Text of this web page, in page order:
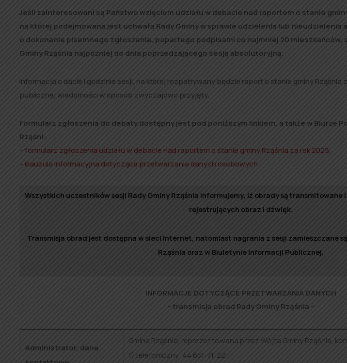
Jeśli zainteresowani są Państwo wzięciem udziału w debacie nad raportem o stanie
na której podejmowana jest uchwała Rady Gminy w sprawie udzielenia lub
o dokonanie pisemnego zgłoszenia, popartego podpisami co najmniej 20 mieszkańców,
Gminy Rząśnia najpóźniej do dnia poprzedzającego sesję absolutoryjną.
Informacja o dacie i godzinie sesji, na której rozpatrywany będzie raport o stanie gminy Rząśnia
publicznej wiadomości w sposób zwyczajowo przyjęty.
Formularz zgłoszenia do debaty dostępny jest pod poniższym linkiem, a także w Biurze
Rząśni:
–formularz zgłoszenia udziału w debacie nad raportem o stanie gminy Rząśnia za rok 2025,
–klauzula informacyjna dotycząca przetwarzania danych osobowych.
Wszystkich uczestników sesji Rady Gminy Rząśnia informujemy, iż obrady są
rejestrujących obraz i dźwięk.
Transmisja obrad jest dostępna w sieci Internet, natomiast nagrania z sesji zamieszczane
Rząśnia oraz w Biuletynie Informacji Publicznej.
INFORMACJE DOTYCZĄCE PRZETWARZANIA DANYCH
– transmisja obrad Rady Gminy Rząśnia –
Administrator, dane
Gmina Rząśnia, reprezentowana przez Wójta Gminy Rząśnia,
1) telefoniczny: 44 631-71-22.